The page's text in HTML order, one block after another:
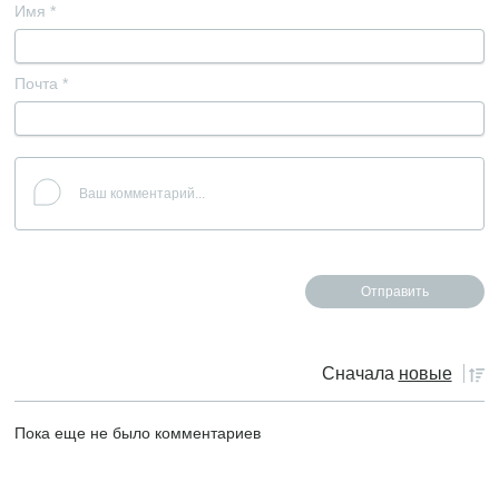
Имя *
Почта *
Сначала новые
Пока еще не было комментариев